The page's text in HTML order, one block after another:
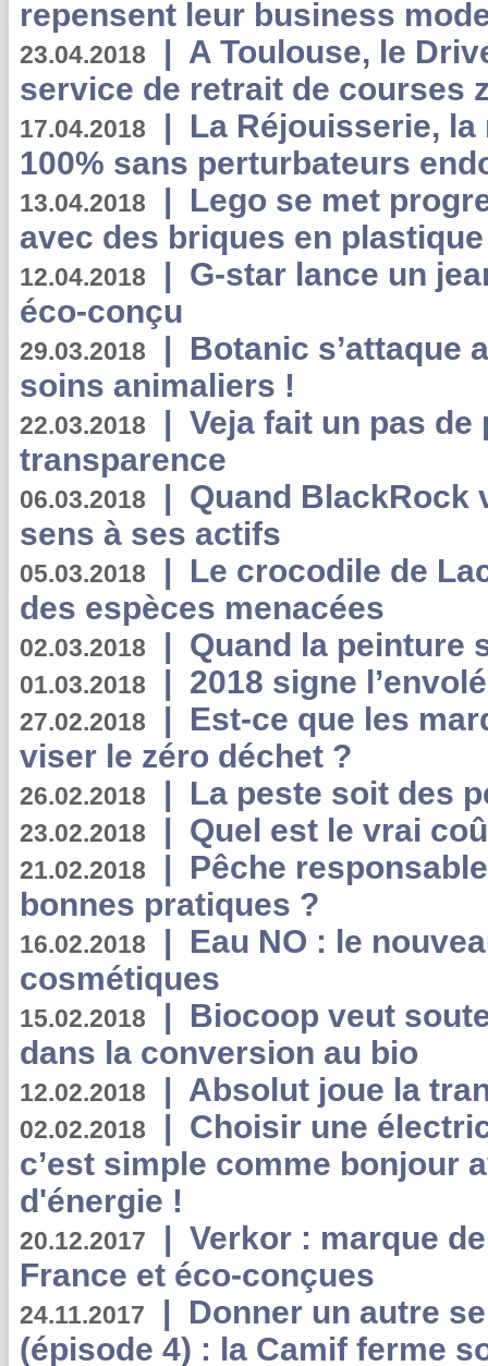
repensent leur business
23.04.2018 | A Toulouse, le
service de retrait de courses
17.04.2018 | La Réjouisserie,
100% sans perturbateurs
13.04.2018 | Lego se met
avec des briques en
12.04.2018 | G-star lance un
éco-conçu
29.03.2018 | Botanic s’attaque
soins animaliers !
22.03.2018 | Veja fait un pas de
transparence
06.03.2018 | Quand BlackRock
sens à ses actifs
05.03.2018 | Le crocodile de
des espèces menacées
02.03.2018 | Quand la peinture
01.03.2018 | 2018 signe
27.02.2018 | Est-ce que les
viser le zéro déchet ?
26.02.2018 | La peste soit des
23.02.2018 | Quel est le vrai
21.02.2018 | Pêche
bonnes pratiques ?
16.02.2018 | Eau NO : le
cosmétiques
15.02.2018 | Biocoop veut
dans la conversion au bio
12.02.2018 | Absolut joue la
02.02.2018 | Choisir une
c’est simple comme bonjour
d'énergie !
20.12.2017 | Verkor : marque
France et éco-conçues
24.11.2017 | Donner un autre
(épisode 4) : la Camif ferme